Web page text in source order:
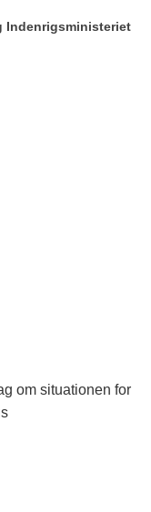
Indenrigsministeriet
om situationen for